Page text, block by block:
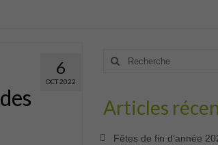
6
OCT 2022
Rechercher
Articles
Fêtes de fin d’année